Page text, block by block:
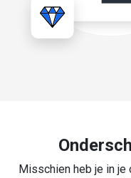
Misschien heb je in je